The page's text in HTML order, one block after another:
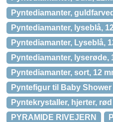
Pyntediamanter,
Pyntediamanter, lyseblå,
Pyntediamanter, Lyseblå,
Pyntediamanter, lyserøde,
Pyntediamanter, sort, 12
Pyntefigur til Baby
Pyntekrystaller, hjerter,
PYRAMIDE RIVEJERN